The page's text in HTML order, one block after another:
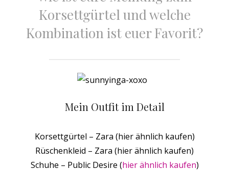
Korsettgürtel und welche
Kombination ist euer Favorit?
Mein Outfit im Detail
Korsettgürtel – Zara (hier ähnlich kaufen)
Rüschenkleid – Zara (hier ähnlich kaufen)
Schuhe – Public Desire (hier ähnlich kaufen)